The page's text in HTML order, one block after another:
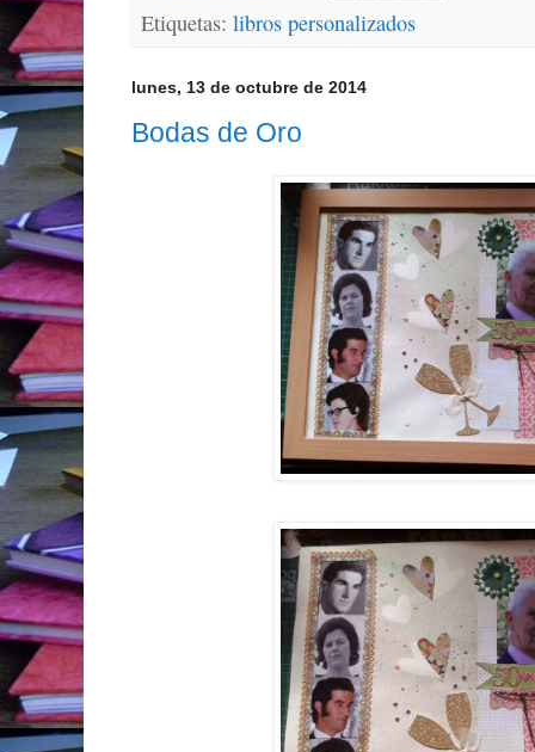
Etiquetas: libros personalizados
lunes, 13 de octubre de 2014
Bodas de Oro